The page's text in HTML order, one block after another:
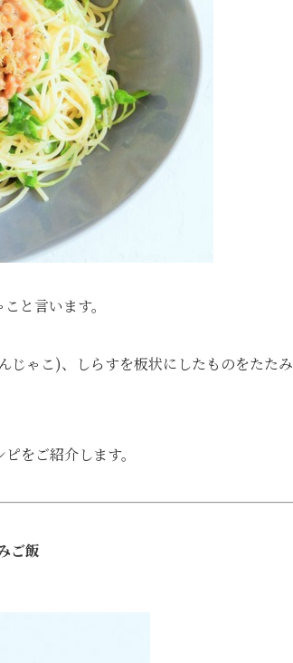
と言います。
じゃこ)、しらすを板状にしたものをたたみ
をご紹介します。
ご飯